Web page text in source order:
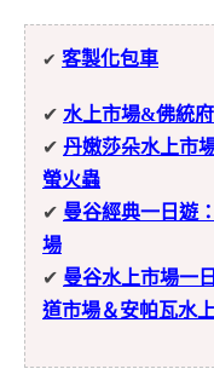
✔ 客製化包車
✔ 水上市場&佛統
✔ 丹嫩莎朵水上市
螢火蟲
✔ 曼谷經典一日遊
場
✔ 曼谷水上市場一
道市場＆安帕瓦水